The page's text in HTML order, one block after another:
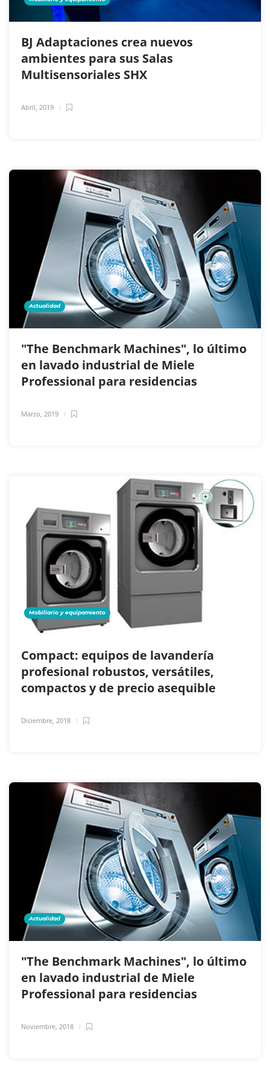
BJ Adaptaciones crea nuevos
ambientes para sus Salas
Multisensoriales SHX
Abril, 2019
Actualidad
"The Benchmark Machines", lo último
en lavado industrial de Miele
Professional para residencias
Marzo, 2019
Mobiliario y equipamiento
Compact: equipos de lavandería
profesional robustos, versátiles,
compactos y de precio asequible
Diciembre, 2018
Actualidad
"The Benchmark Machines", lo último
en lavado industrial de Miele
Professional para residencias
Noviembre, 2018